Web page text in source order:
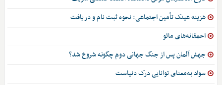
هزینه عینک تأمین اجتماعی: نحوه ثبت نام و دریافت
احمقانه‌های مائو
جهش آلمان پس از جنگ جهانی دوم چگونه شروع شد؟
سواد به‌معنای توانایی درک دنیاست